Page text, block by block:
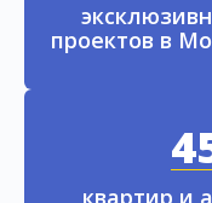
проектов в